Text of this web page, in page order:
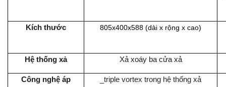
Kích thước 805x400x588 (dài x rộng x cao)
Hệ thống xả Xả xoáy ba cửa xả
Công nghệ áp
_triple vortex trong hệ thống xả